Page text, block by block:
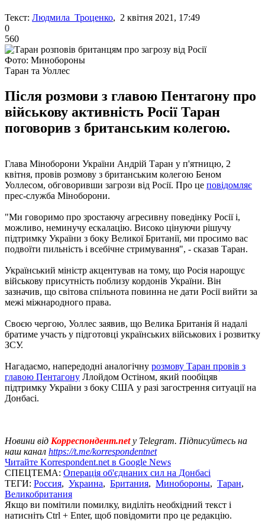
Текст: Людмила Троценко, 2 квітня 2021, 17:49
0
560
Фото: Минобороны
Таран та Уоллес
Після розмови з главою Пентагону про
військову активність Росії Таран
поговорив з британським колегою.
Глава Міноборони України Андрій Таран у п'ятницю, 2
квітня, провів розмову з британським колегою Беном
Уоллесом, обговоривши загрози від Росії. Про це повідомляє
прес-служба Міноборони.
"Ми говоримо про зростаючу агресивну поведінку Росії і,
можливо, неминучу ескалацію. Високо цінуючи рішучу
підтримку України з боку Великої Британії, ми просимо вас
подвоїти пильність і всебічне стримування", - сказав Таран.
Український міністр акцентував на тому, що Росія нарощує
військову присутність поблизу кордонів України. Він
зазначив, що світова спільнота повинна не дати Росії вийти за
межі міжнародного права.
Своєю чергою, Уоллес заявив, що Велика Британія й надалі
братиме участь у підготовці українських військових і розвитку
ЗСУ.
Нагадаємо, напередодні аналогічну розмову Таран провів з
главою Пентагону Ллойдом Остіном, який пообіцяв
підтримку України з боку США у разі загострення ситуації на
Донбасі.
Новини від Корреспондент.netу Telegram. Підписуйтесь на
наш канал https://t.me/korrespondentnet
Читайте Korrespondent.net в Google News
СПЕЦТЕМА: Операція об'єднаних сил на Донбасі
ТЕГИ: Россия, Украина, Британия, Минобороны, Таран,
Великобритания
Якщо ви помітили помилку, виділіть необхідний текст і
натисніть Ctrl + Enter, щоб повідомити про це редакцію.